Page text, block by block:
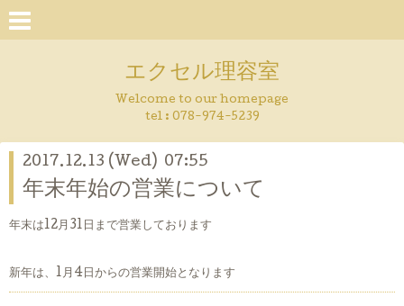
エクセル理容室
Welcome to our homepage
tel : 078-974-5239
2017.12.13 (Wed) 07:55
年末年始の営業について
年末は12月31日まで営業しております
新年は、1月4日からの営業開始となります